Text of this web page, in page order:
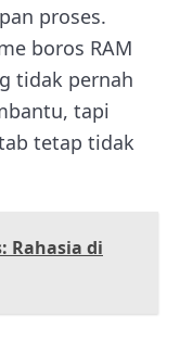
proses.
boros RAM
tidak pernah
tapi
tetap tidak
Rahasia di